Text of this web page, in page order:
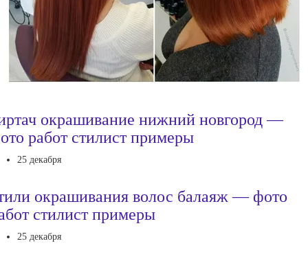
окрашивание нижний новгород —
работ стилист примеры
25 декабря
окрашивания волос балаяж — фото
стилист примеры
25 декабря